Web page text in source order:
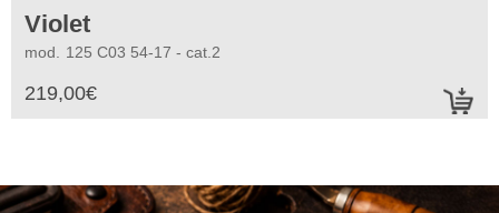
Violet
mod. 125 C03 54-17 - cat.2
219,00€ a